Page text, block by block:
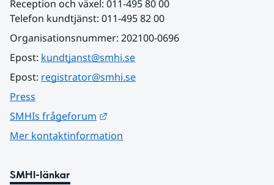
Reception och växel: 011-495 80 00
Telefon kundtjänst: 011-495 82 00
Organisationsnummer: 202100-0696
Epost: kundtjanst@smhi.se
Epost: registrator@smhi.se
Press
SMHIs frågeforum
Mer kontaktinformation
SMHI-länkar